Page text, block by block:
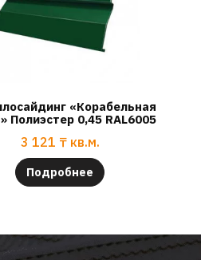
«Корабельная
Полиэстер 0,45 RAL6005
3 121 ₸ кв.м.
Подробнее